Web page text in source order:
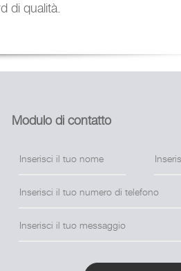
di qualità.
Modulo di contatto